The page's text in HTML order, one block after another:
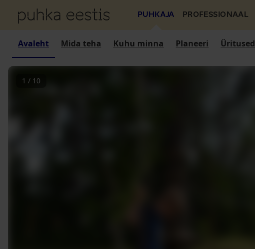
PUHKAJA PROFESSIONAAL
Avaleht Mida teha Kuhu minna Planeeri Üritused
1 / 10